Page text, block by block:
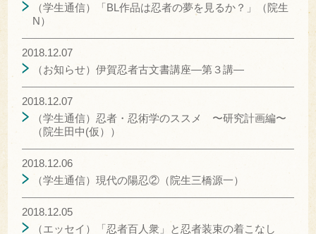
（学生通信）「BL作品は忍者の夢を見るか？」（院生
N）
（お知らせ）伊賀忍者古文書講座―第３講―
2018.12.07
（学生通信）忍者・忍術学のススメ 〜研究計画編〜
（院生田中(仮））
2018.12.07
（学生通信）現代の陽忍②（院生三橋源一）
2018.12.06
（エッセイ）「忍者百人衆」と忍者装束の着こなし
2018.12.05